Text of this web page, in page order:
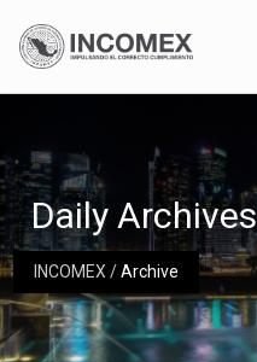
INCOMEX/Archive
Daily Archives